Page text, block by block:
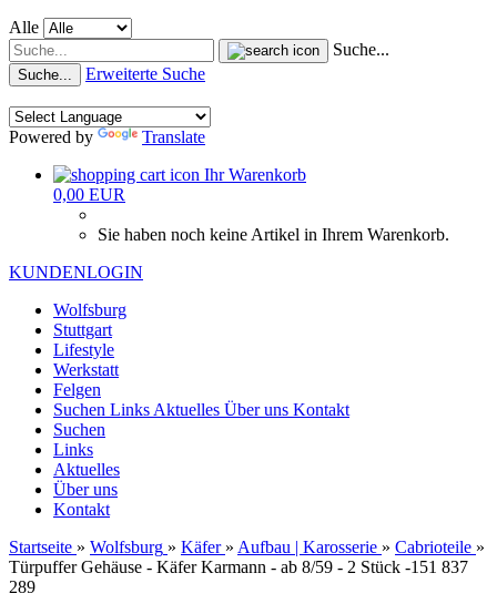
Alle
Suche...
Suche... Erweiterte Suche
Powered by
Translate
Ihr Warenkorb
0,00 EUR
Sie haben noch keine Artikel in Ihrem Warenkorb.
KUNDENLOGIN
Wolfsburg
Stuttgart
Lifestyle
Werkstatt
Felgen
Suchen Links Aktuelles Über uns Kontakt
Suchen
Links
Aktuelles
Über uns
Kontakt
Startseite » Wolfsburg » Käfer » Aufbau | Karosserie » Cabrioteile »
Türpuffer Gehäuse - Käfer Karmann - ab 8/59 - 2 Stück -151 837
289